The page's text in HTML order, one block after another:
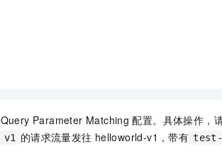
Query Parameter Matching 配置。具体操作，
v1 的请求流量发往 helloworld-v1，带有 test-